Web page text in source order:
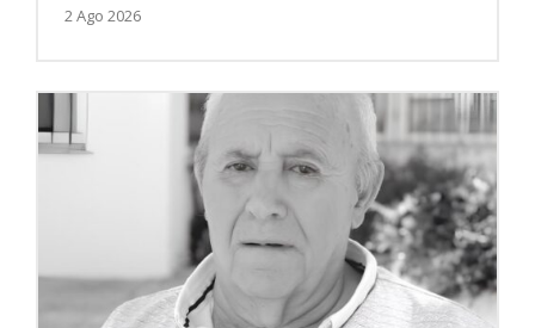
2 Ago 2026